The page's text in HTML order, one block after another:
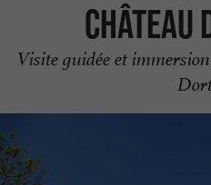
Château
Visite guidée et